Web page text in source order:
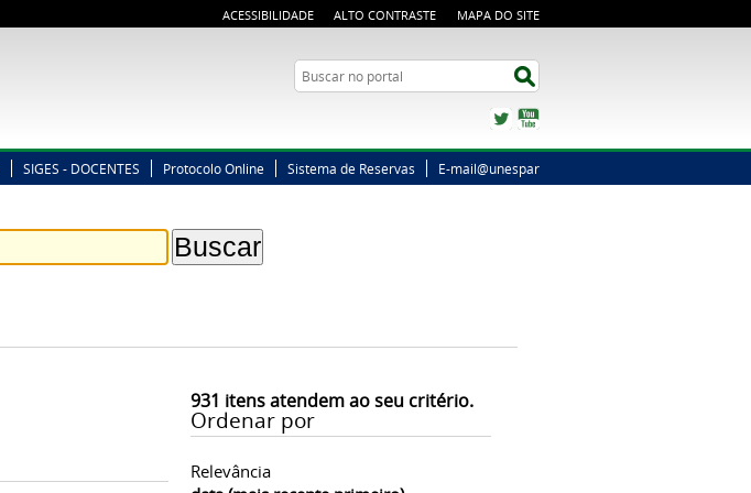
ACESSIBILIDADE ALTO CONTRASTE MAPA DO SITE
Busca
Twitter
SIGES - DOCENTES Protocolo Online Sistema de Reservas E-mail@unespar
931 itens atendem ao seu critério.
Ordenar por
Relevância